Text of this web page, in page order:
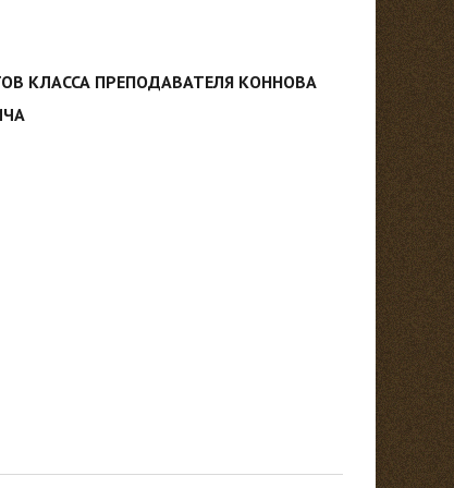
КЛАССА ПРЕПОДАВАТЕЛЯ КОННОВА